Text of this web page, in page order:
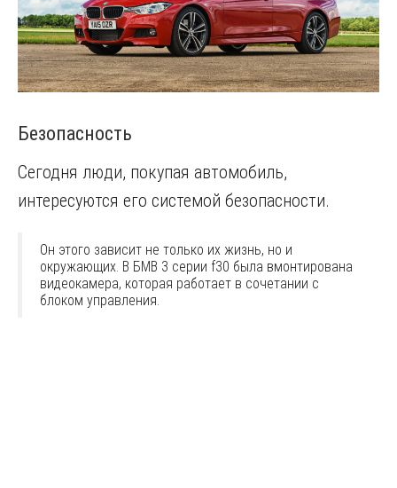
Безопасность
Сегодня люди, покупая автомобиль,
интересуются его системой безопасности.
Он этого зависит не только их жизнь, но и
окружающих. В БМВ 3 серии f30 была вмонтирована
видеокамера, которая работает в сочетании с
блоком управления.